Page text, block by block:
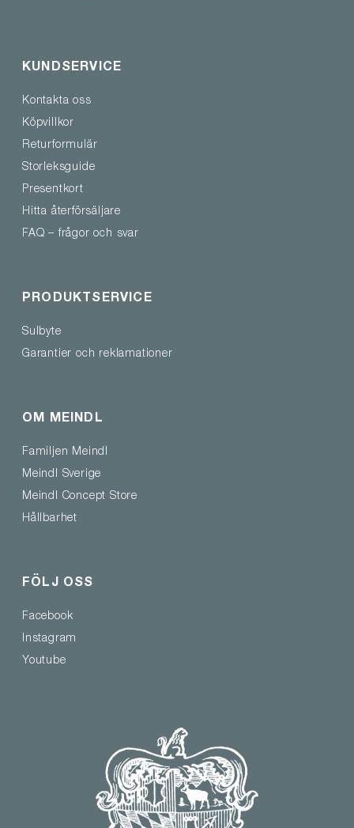
KUNDSERVICE
Kontakta oss
Köpvillkor
Returformulär
Storleksguide
Presentkort
Hitta återförsäljare
FAQ – frågor och svar
PRODUKTSERVICE
Sulbyte
Garantier och reklamationer
OM MEINDL
Familjen Meindl
Meindl Sverige
Meindl Concept Store
Hållbarhet
FÖLJ OSS
Facebook
Instagram
Youtube